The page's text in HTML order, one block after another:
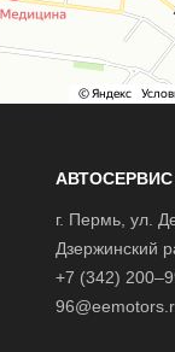
АВТОСЕРВИС
г. Пермь , ул.
Дзержинский
+7 (342)